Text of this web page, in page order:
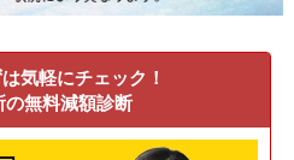
気軽にチェック！
の無料減額診断